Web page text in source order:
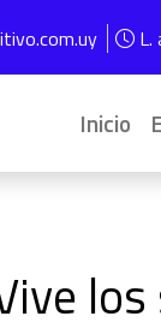
L.
Inicio